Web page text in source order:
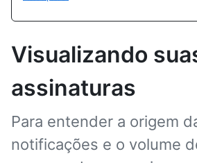
Visualizando
assinaturas
Para entender a origem
notificações e o volume